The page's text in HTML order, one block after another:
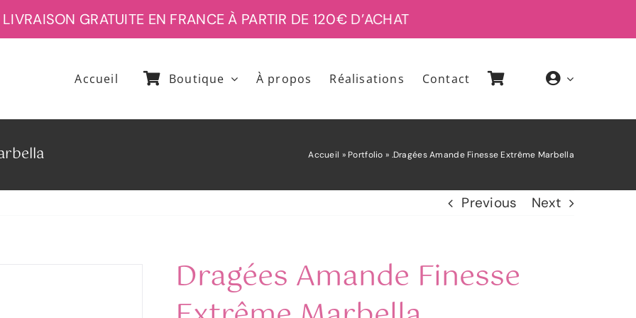
GRATUITE EN FRANCE À PARTIR DE 120€ D’ACHAT
Accueil Boutique À propos Réalisations Contact
Accueil » Portfolio » .Dragées Amande Finesse Extrême Marbella
Previous Next
Dragées Amande Finesse